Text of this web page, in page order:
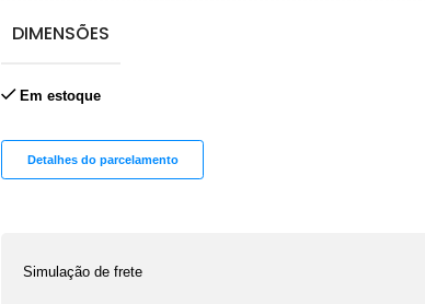
DIMENSÕES
Em estoque
Detalhes do parcelamento
Simulação de frete